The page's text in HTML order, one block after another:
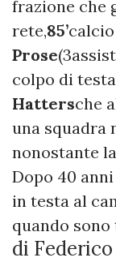
frazione che
rete,85’calcio
Prose
colpo di
Hattersche
una squadra
nonostante
Dopo 40
in testa al
quando
di Federico